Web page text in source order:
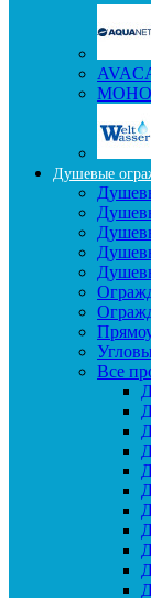
Душевые
Все